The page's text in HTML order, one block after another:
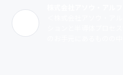
協調性を重んじるタイプが多く、ア
ています。